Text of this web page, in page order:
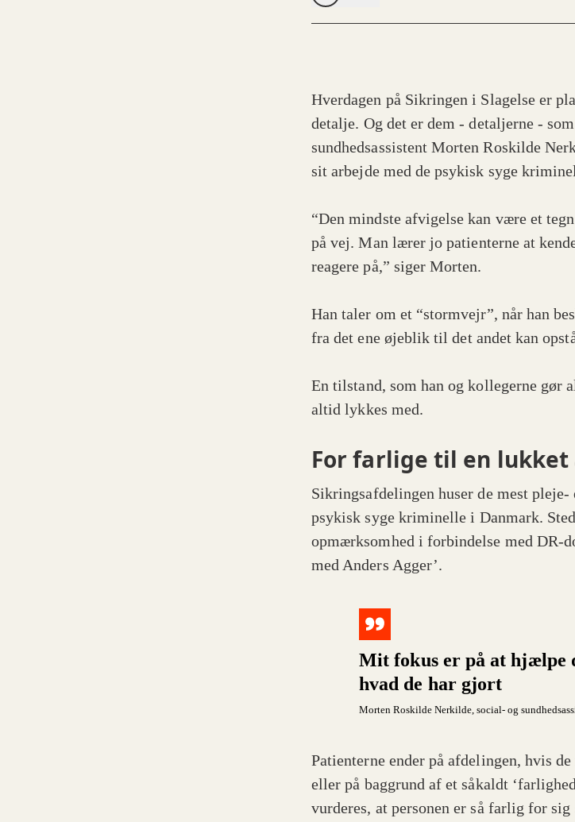
Hverdagen på Sikringen i Slagelse er
detalje. Og det er dem - detaljerne -
sundhedsassistent Morten Roskilde
sit arbejde med de psykisk syge
“Den mindste afvigelse kan være et
på vej. Man lærer jo patienterne at
reagere på,” siger Morten.
Han taler om et “stormvejr”, når han
fra det ene øjeblik til det andet kan
En tilstand, som han og kollegerne gør
altid lykkes med.
For farlige til en
Sikringsafdelingen huser de mest
psykisk syge kriminelle i Danmark.
opmærksomhed i forbindelse med DR-
med Anders Agger’.
Mit fokus er på at hjælpe
hvad de har gjort
Morten Roskilde Nerkilde, social- og
Patienterne ender på afdelingen, hvis
eller på baggrund af et såkaldt
vurderes, at personen er så farlig for